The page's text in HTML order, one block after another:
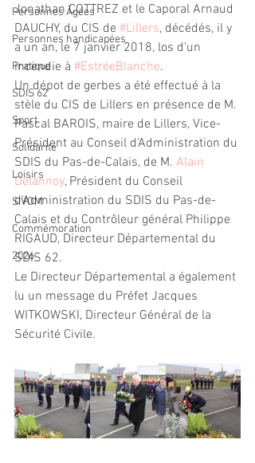
Personnes Âgées
Personnes handicapées
Pratique
SDIS 62
Sport
Solidarité
Loisirs
SIVOM
Commémoration
2026
Jonathan COTTREZ et le Caporal Arnaud
DAUCHY, du CIS de #Lillers, décédés, il y
a un an, le 7 janvier 2018, los d'un
incendie à #EstréeBlanche.
Un dépot de gerbes a été effectué à la
stèle du CIS de Lillers en présence de M.
Pascal BAROIS, maire de Lillers, Vice-
Président au Conseil d'Administration du
SDIS du Pas-de-Calais, de M. Alain
Delannoy, Président du Conseil
d'Administration du SDIS du Pas-de-
Calais et du Contrôleur général Philippe
RIGAUD, Directeur Départemental du
SDIS 62.
Le Directeur Départemental a également
lu un message du Préfet Jacques
WITKOWSKI, Directeur Général de la
Sécurité Civile.